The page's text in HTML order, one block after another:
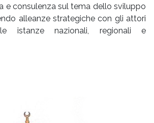
e consulenza sul tema dello sviluppo
alleanze strategiche con gli attori
istanze nazionali, regionali e